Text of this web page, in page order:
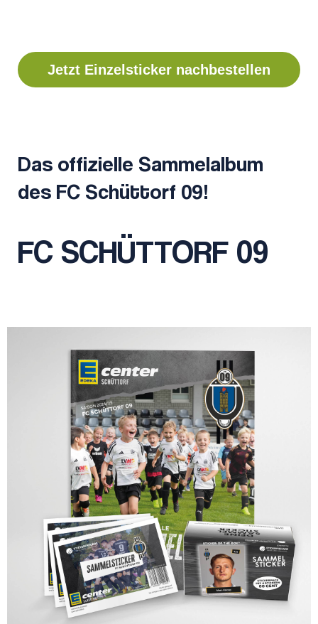
Jetzt Einzelsticker nachbestellen
Das offizielle Sammelalbum
des FC Schüttorf 09!
FC SCHÜTTORF 09